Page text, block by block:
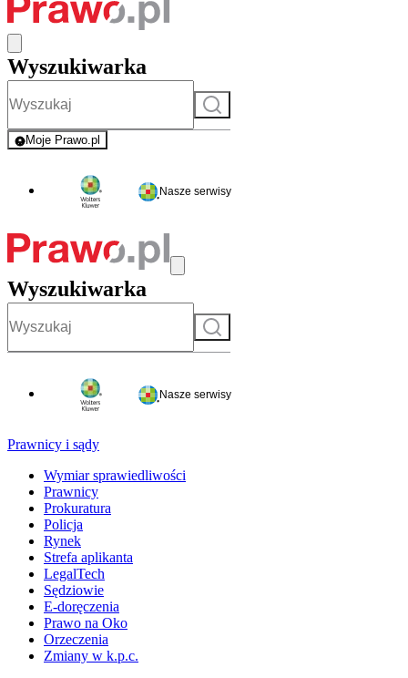
Wyszukiwarka
Szukaj
Moje Prawo.pl
- rejestracja i logowanie do serwisu
Nasze serwisy
Wyszukiwarka
Szukaj
Nasze serwisy
Prawnicy i sądy
Wymiar sprawiedliwości
Prawnicy
Prokuratura
Policja
Rynek
Strefa aplikanta
LegalTech
Sędziowie
E-doręczenia
Prawo na Oko
Orzeczenia
Zmiany w k.p.c.